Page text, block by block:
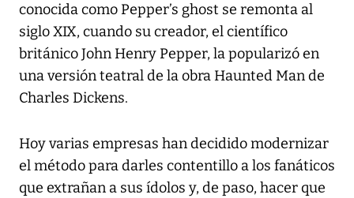
conocida como Pepper’s ghost se remonta al
siglo XIX, cuando su creador, el científico
británico John Henry Pepper, la popularizó en
una versión teatral de la obra Haunted Man de
Charles Dickens.
Hoy varias empresas han decidido modernizar
el método para darles contentillo a los fanáticos
que extrañan a sus ídolos y, de paso, hacer que